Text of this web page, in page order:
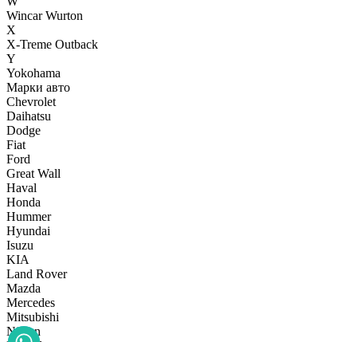
Wincar Wurton
X
X-Treme Outback
Y
Yokohama
Марки авто
Chevrolet
Daihatsu
Dodge
Fiat
Ford
Great Wall
Haval
Honda
Hummer
Hyundai
Isuzu
KIA
Land Rover
Mazda
Mercedes
Mitsubishi
Nissan